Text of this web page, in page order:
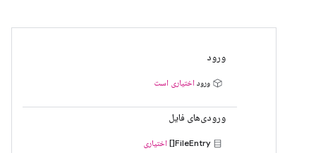
ورود
ورود اختیاری است
ورودی‌های فایل
FileEntry[] اختیاری